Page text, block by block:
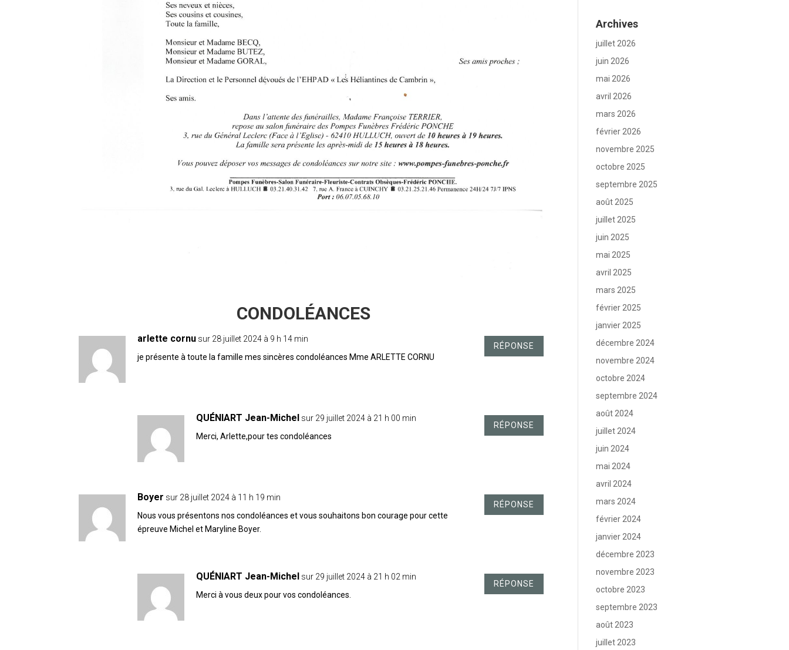
arlette cornu sur 28 juillet 2024 à 9 h 14 min
je présente à toute la famille mes sincères condoléances Mme ARLETTE CORNU
RÉPONSE
QUÉNIART Jean-Michel sur 29 juillet 2024 à 21 h 00 min
Merci, Arlette,pour tes condoléances
RÉPONSE
Boyer sur 28 juillet 2024 à 11 h 19 min
Nous vous présentons nos condoléances et vous souhaitons bon courage pour cette
épreuve Michel et Maryline Boyer.
RÉPONSE
QUÉNIART Jean-Michel sur 29 juillet 2024 à 21 h 02 min
Merci à vous deux pour vos condoléances.
RÉPONSE
Archives
juillet 2026
juin 2026
mai 2026
avril 2026
mars 2026
février 2026
novembre 2025
octobre 2025
septembre 2025
août 2025
juillet 2025
juin 2025
mai 2025
avril 2025
mars 2025
février 2025
janvier 2025
décembre 2024
novembre 2024
octobre 2024
septembre 2024
août 2024
juillet 2024
juin 2024
mai 2024
avril 2024
mars 2024
février 2024
janvier 2024
décembre 2023
novembre 2023
octobre 2023
septembre 2023
août 2023
juillet 2023